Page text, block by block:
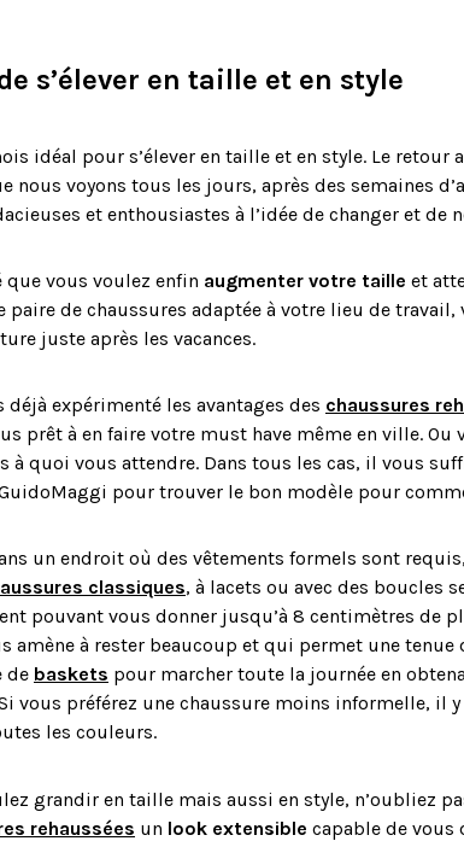
s’élever en taille et en style
idéal pour s’élever en taille et en style. Le
nous voyons tous les jours, après des semaines
et enthousiastes à l’idée de changer et de
que vous voulez enfin augmenter votre taille et
paire de chaussures adaptée à votre lieu de
juste après les vacances.
déjà expérimenté les avantages des chaussures
prêt à en faire votre must have même en ville.
à quoi vous attendre. Dans tous les cas, il vous
pour trouver le bon modèle pour
un endroit où des vêtements formels sont
classiques, à lacets ou avec des boucles
pouvant vous donner jusqu’à 8 centimètres de
amène à rester beaucoup et qui permet une tenue
de baskets pour marcher toute la journée en
vous préférez une chaussure moins informelle, il y
les couleurs.
grandir en taille mais aussi en style, n’oubliez
rehaussées un look extensible capable de vous